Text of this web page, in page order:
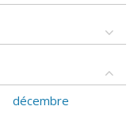
décembre